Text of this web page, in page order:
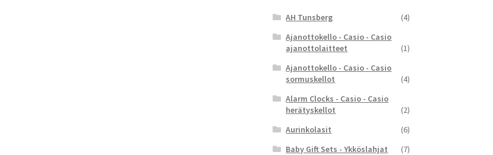
AH Tunsberg
(4)
Ajanottokello - Casio - Casio
ajanottolaitteet
(1)
Ajanottokello - Casio - Casio
sormuskellot
(4)
Alarm Clocks - Casio - Casio
herätyskellot
(2)
Aurinkolasit
(6)
Baby Gift Sets - Ykköslahjat
(7)